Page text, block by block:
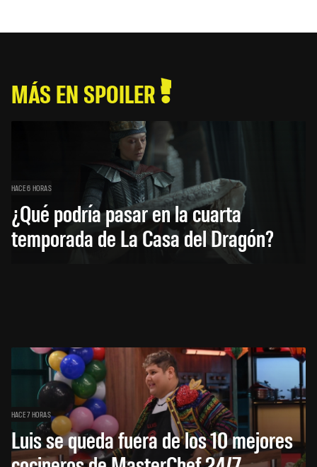
MÁS EN SPOILER
HACE 6 HORAS
¿Qué podría pasar en la cuarta
temporada de La Casa del Dragón?
HACE 7 HORAS
Luis se queda fuera de los 10 mejores